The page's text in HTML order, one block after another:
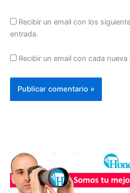
Recibir un email con los
entrada.
Recibir un email con cada nueva